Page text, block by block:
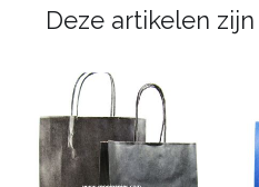
Deze artikelen